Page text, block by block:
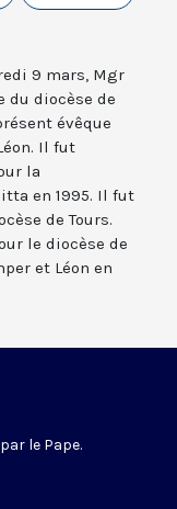
9 mars, Mgr
du diocèse de
évêque
Il fut
la
en 1995. Il fut
de Tours.
le diocèse de
et Léon en
le Pape.